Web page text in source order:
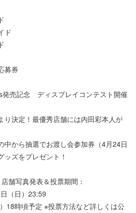
ド
募券
発売記念 ディスプレイコンテスト開催
り決定！最優秀店舗には内田彩本人が
中から抽選でお渡し会参加券（4月24日
ズをプレゼント！
舗写真発表＆投票期間：
（日）23:59
18時頃予定 ※投票方法など詳しくは公